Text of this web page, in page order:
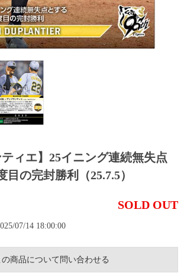
ティエ】25イニング連続無失点
目の完封勝利（25.7.5）
SOLD OUT
07/14 18:00:00
の商品について問い合わせる